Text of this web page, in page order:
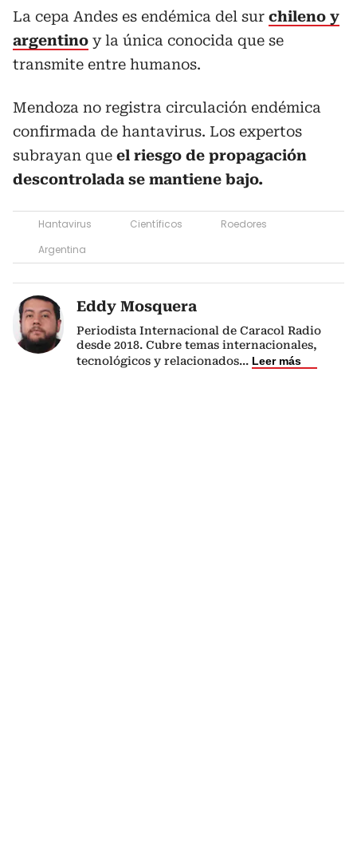
La cepa Andes es endémica del sur chileno y
argentino y la única conocida que se
transmite entre humanos.
Mendoza no registra circulación endémica
confirmada de hantavirus. Los expertos
subrayan que el riesgo de propagación
descontrolada se mantiene bajo.
Hantavirus Científicos
Roedores
Argentina
Eddy Mosquera
Periodista Internacional de Caracol Radio
desde 2018. Cubre temas internacionales,
tecnológicos y relacionados... Leer más